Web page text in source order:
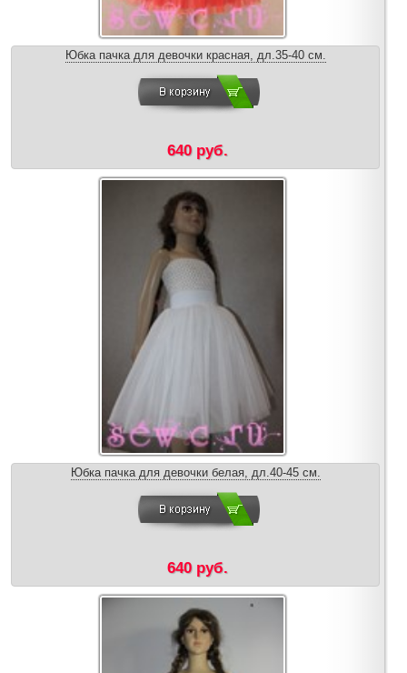
Юбка пачка для девочки красная, дл.35-40 см.
640 руб.
Юбка пачка для девочки белая, дл.40-45 см.
640 руб.